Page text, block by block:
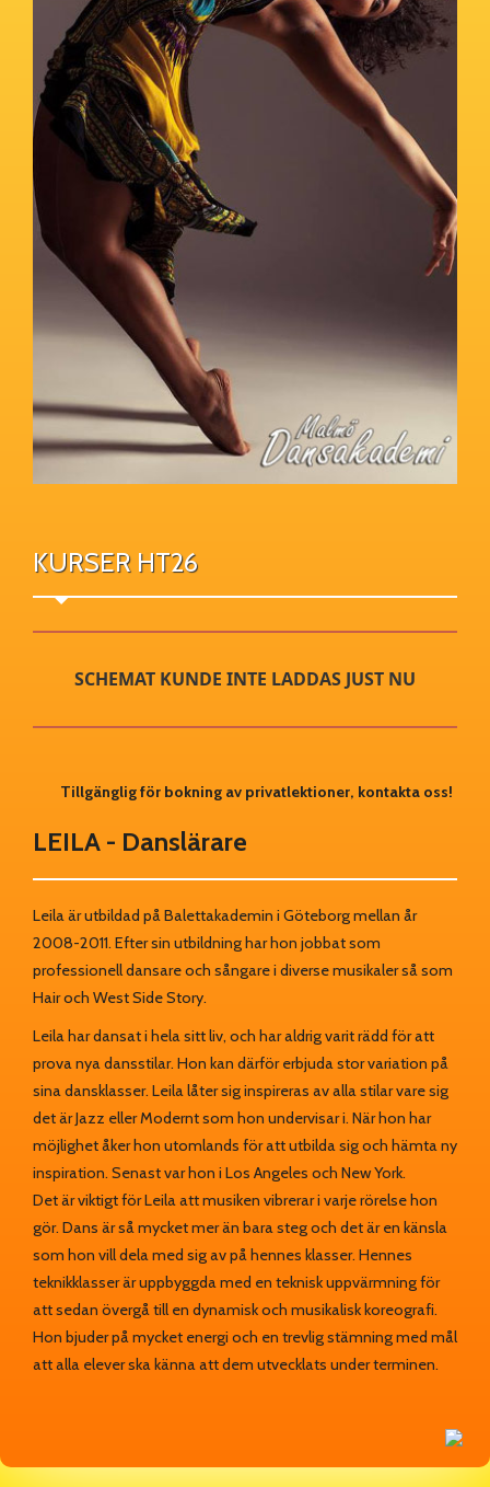
KURSER HT26
SCHEMAT KUNDE INTE LADDAS JUST NU
Tillgänglig för bokning av privatlektioner, kontakta oss!
LEILA - Danslärare
Leila är utbildad på Balettakademin i Göteborg mellan år
2008-2011. Efter sin utbildning har hon jobbat som
professionell dansare och sångare i diverse musikaler så som
Hair och West Side Story.
Leila har dansat i hela sitt liv, och har aldrig varit rädd för att
prova nya dansstilar. Hon kan därför erbjuda stor variation på
sina dansklasser. Leila låter sig inspireras av alla stilar vare sig
det är Jazz eller Modernt som hon undervisar i. När hon har
möjlighet åker hon utomlands för att utbilda sig och hämta ny
inspiration. Senast var hon i Los Angeles och New York.
Det är viktigt för Leila att musiken vibrerar i varje rörelse hon
gör. Dans är så mycket mer än bara steg och det är en känsla
som hon vill dela med sig av på hennes klasser. Hennes
teknikklasser är uppbyggda med en teknisk uppvärmning för
att sedan övergå till en dynamisk och musikalisk koreografi.
Hon bjuder på mycket energi och en trevlig stämning med mål
att alla elever ska känna att dem utvecklats under terminen.